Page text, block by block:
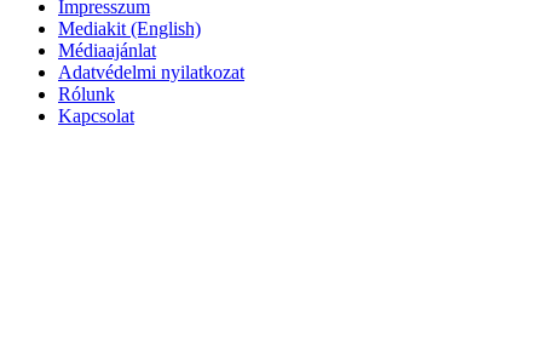
Impresszum
Mediakit (English)
Médiaajánlat
Adatvédelmi nyilatkozat
Rólunk
Kapcsolat